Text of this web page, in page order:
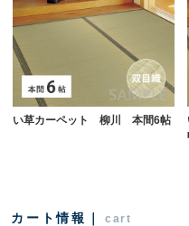
い草カーペット 柳川 本間6帖
カート情報｜ cart